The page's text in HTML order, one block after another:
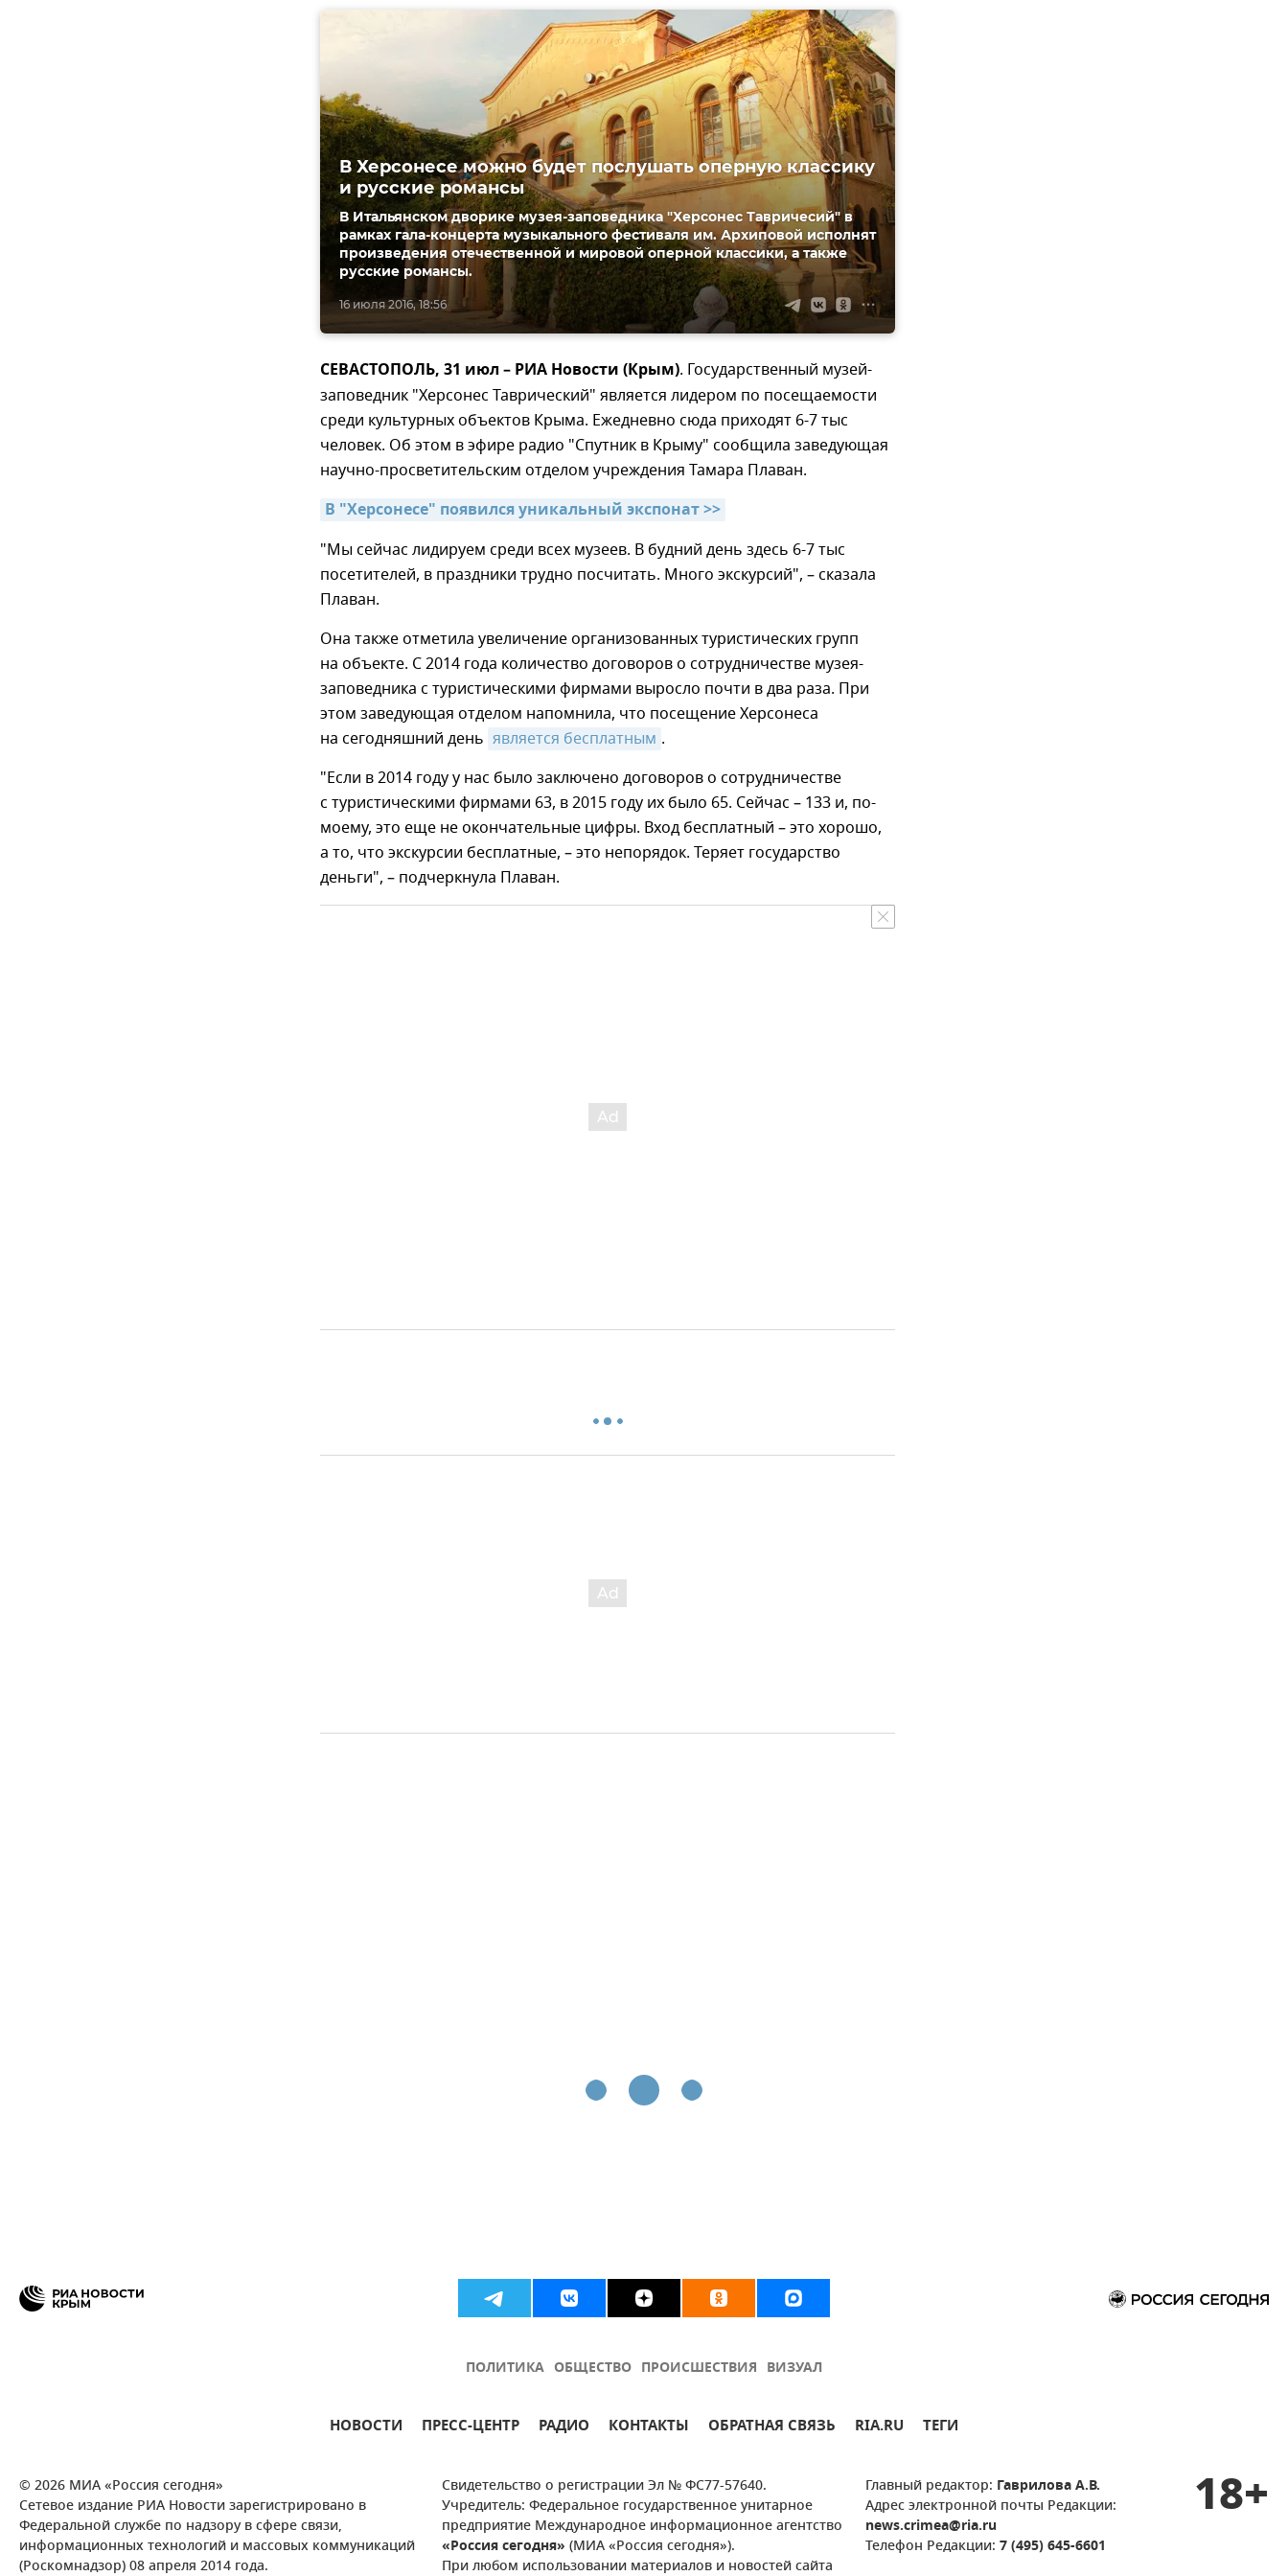
16 июля 2016, 18:56
В Херсонесе можно будет послушать оперную классику
и русские романсы
В Итальянском дворике музея-заповедника "Херсонес Тавричесий" в
рамках гала-концерта музыкального фестиваля им. Архиповой исполнят
произведения отечественной и мировой оперной классики, а также
русские романсы.
СЕВАСТОПОЛЬ, 31 июл – РИА Новости (Крым). Государственный музей-
заповедник "Херсонес Таврический" является лидером по посещаемости
среди культурных объектов Крыма. Ежедневно сюда приходят 6-7 тыс
человек. Об этом в эфире радио "Спутник в Крыму" сообщила заведующая
научно-просветительским отделом учреждения Тамара Плаван.
В "Херсонесе" появился уникальный экспонат >>
"Мы сейчас лидируем среди всех музеев. В будний день здесь 6-7 тыс
посетителей, в праздники трудно посчитать. Много экскурсий", – сказала
Плаван.
Она также отметила увеличение организованных туристических групп
на объекте. С 2014 года количество договоров о сотрудничестве музея-
заповедника с туристическими фирмами выросло почти в два раза. При
этом заведующая отделом напомнила, что посещение Херсонеса
на сегодняшний день является бесплатным .
"Если в 2014 году у нас было заключено договоров о сотрудничестве
с туристическими фирмами 63, в 2015 году их было 65. Сейчас – 133 и, по-
моему, это еще не окончательные цифры. Вход бесплатный – это хорошо,
а то, что экскурсии бесплатные, – это непорядок. Теряет государство
деньги", – подчеркнула Плаван.
ПОЛИТИКА ОБЩЕСТВО ПРОИСШЕСТВИЯ ВИЗУАЛ
НОВОСТИ ПРЕСС-ЦЕНТР РАДИО КОНТАКТЫ ОБРАТНАЯ СВЯЗЬ RIA.RU ТЕГИ
© 2026 МИА «Россия сегодня»
Сетевое издание РИА Новости зарегистрировано в
Федеральной службе по надзору в сфере связи,
информационных технологий и массовых коммуникаций
(Роскомнадзор) 08 апреля 2014 года.
Свидетельство о регистрации Эл № ФС77-57640.
Учредитель: Федеральное государственное унитарное
предприятие Международное информационное агентство
«Россия сегодня» (МИА «Россия сегодня»).
При любом использовании материалов и новостей сайта
Главный редактор: Гаврилова А.В.
Адрес электронной почты Редакции:
news.crimea@ria.ru
Телефон Редакции: 7 (495) 645-6601
18+